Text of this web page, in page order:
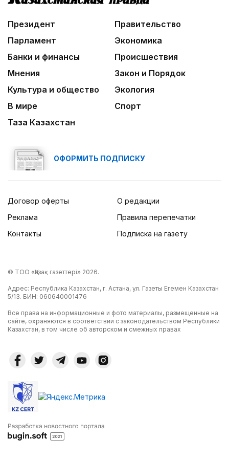
Президент
Правительство
Парламент
Экономика
Банки и финансы
Происшествия
Мнения
Закон и Порядок
Культура и общество
Экология
В мире
Спорт
Таза Казахстан
ОФОРМИТЬ ПОДПИСКУ
Договор оферты
Реклама
Контакты
О редакции
Правила перепечатки
Подписка на газету
© ТОО «Қазақ газеттері» 2026.
Адрес: Республика Казахстан, г. Астана, ул. Газеты Егемен Казахстан
5/13. БИН: 060640001476
Все права на информационные и фото материалы, размещенные на
сайте, охраняются в соответствии с законодательством Республики
Казахстан, в том числе об авторском и смежных правах